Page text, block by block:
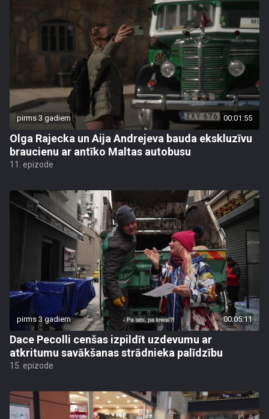
pirms 3 gadiem 00:01:55
Olga Rajecka un Aija Andrejeva bauda ekskluzīvu
braucienu ar antīko Maltas autobusu
11. epizode
pirms 3 gadiem 00:05:11
Dace Pecolli cenšas izpildīt uzdevumu ar
atkritumu savākšanas strādnieka palīdzību
15. epizode